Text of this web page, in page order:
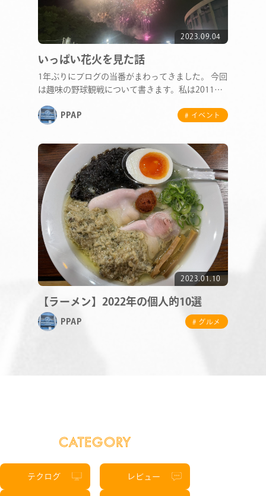
SERVICE
STAFF BLOG
NEWS
CONTACT
RECRUIT
2023.09.04
いっぱい花火を見た話
1年ぶりにブログの当番がまわってきました。 今回
は趣味の野球観戦について書きます。私は2011年
PPAP
# イベント
2023.01.10
【ラーメン】2022年の個人的10選
PPAP # グルメ
CATEGORY
テクログ レビュー